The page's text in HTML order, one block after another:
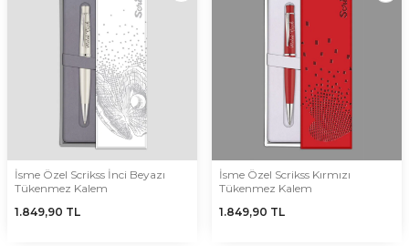
İsme Özel Scrikss İnci Beyazı
Tükenmez Kalem
1.849,90 TL
İsme Özel Scrikss Kırmızı
Tükenmez Kalem
1.849,90 TL